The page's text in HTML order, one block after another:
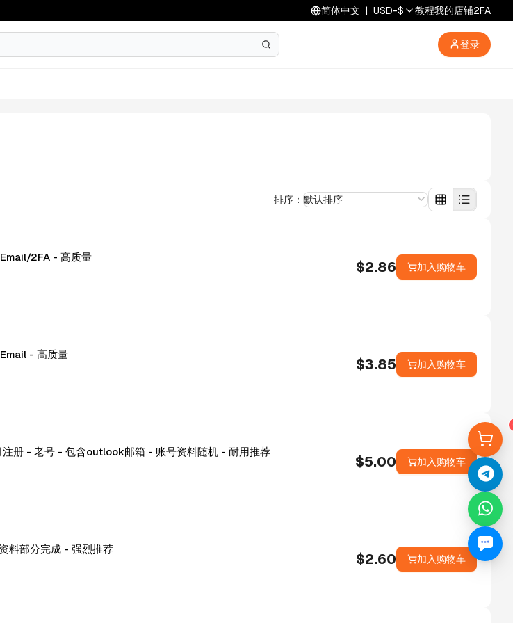
简体中文 | USD-$ 教程我的店铺2FA
登录
排序： 默认排序
2FA - 高质量
$2.86 加入购物车
- 高质量
$3.85 加入购物车
册 - 老号 - 包含outlook邮箱 - 账号资料随机 - 耐用推荐
$5.00 加入购物车
料部分完成 - 强烈推荐
$2.60 加入购物车